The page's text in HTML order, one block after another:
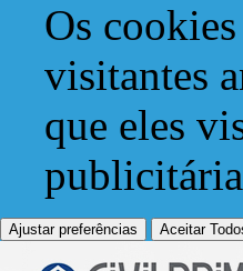
Os
visitantes
que eles
Ajustar preferências Aceitar